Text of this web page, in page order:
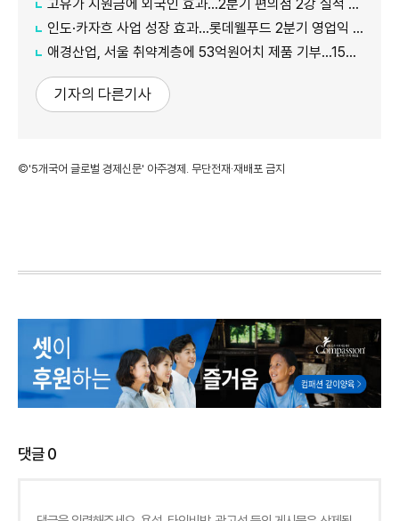
고유가 지원금에 외국인 효과…2분기 편의점 2강 실적 날았다
인도·카자흐 사업 성장 효과…롯데웰푸드 2분기 영업익 89%↑
애경산업, 서울 취약계층에 53억원어치 제품 기부…15년째 나눔
기자의 다른기사
©'5개국어 글로벌 경제신문' 아주경제. 무단전재·재배포 금지
댓글0